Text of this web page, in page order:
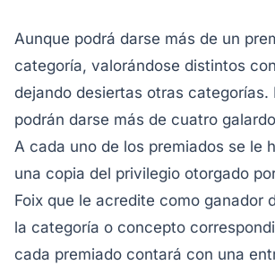
Aunque podrá darse más de un
categoría, valorándose distintos
dejando desiertas otras categorías.
podrán darse más de cuatro
A cada uno de los premiados se le
una copia del privilegio otorgado
Foix que le acredite como ganador
la categoría o concepto
cada premiado contará con una